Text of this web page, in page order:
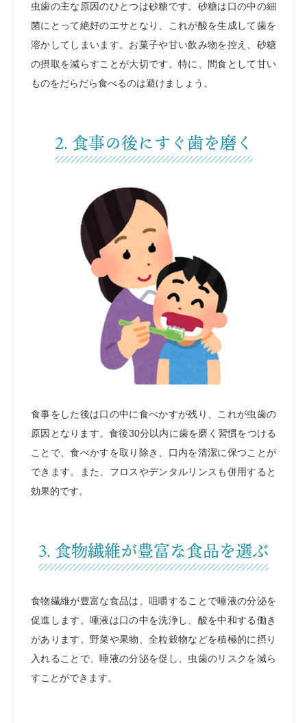
虫歯の主な原因のひとつは砂糖です。砂糖は口の中の細
菌にとって絶好のエサとなり、これが酸を生成して歯を
溶かしてしまいます。お菓子や甘い飲み物を控え、砂糖
の摂取を減らすことが大切です。特に、間食として甘い
ものをだらだら食べるのは避けましょう。
2. 食事の後にすぐ歯を磨く
食事をした後は口の中に食べかすが残り、これが虫歯の
原因となります。食後30分以内に歯を磨く習慣をつける
ことで、食べかすを取り除き、口内を清潔に保つことが
できます。また、フロスやデンタルリンスも併用すると
効果的です。
3. 食物繊維が豊富な食品を選ぶ
食物繊維が豊富な食品は、咀嚼することで唾液の分泌を
促進します。唾液は口の中を洗浄し、酸を中和する働き
があります。野菜や果物、全粒穀物などを積極的に摂り
入れることで、唾液の分泌を促し、虫歯のリスクを減ら
すことができます。